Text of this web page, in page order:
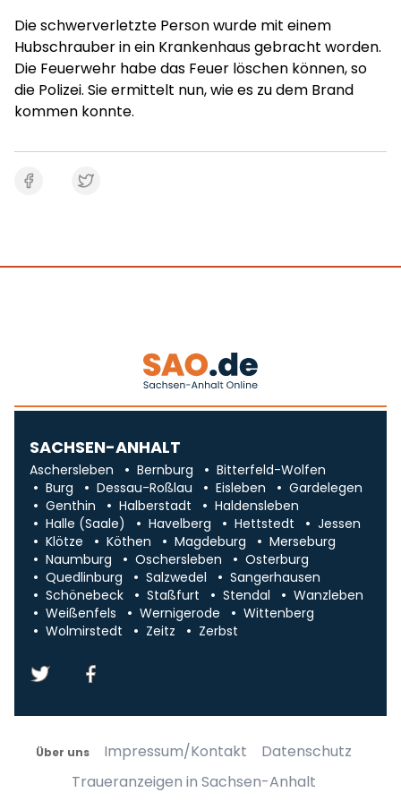
Die schwerverletzte Person wurde mit einem
Hubschrauber in ein Krankenhaus gebracht worden.
Die Feuerwehr habe das Feuer löschen können, so
die Polizei. Sie ermittelt nun, wie es zu dem Brand
kommen konnte.
SACHSEN-ANHALT
Aschersleben Bernburg
Bitterfeld-Wolfen
Burg
Dessau-Roßlau Eisleben
Gardelegen
Genthin
Halberstadt
Haldensleben
Halle (Saale)
Havelberg Hettstedt
Jessen
Klötze
Köthen Magdeburg
Merseburg
Naumburg
Oschersleben
Osterburg
Quedlinburg
Salzwedel
Sangerhausen
Schönebeck
Staßfurt Stendal
Wanzleben
Weißenfels
Wernigerode
Wittenberg
Wolmirstedt
Zeitz Zerbst
Über uns Impressum/Kontakt
Datenschutz
Traueranzeigen in Sachsen-Anhalt